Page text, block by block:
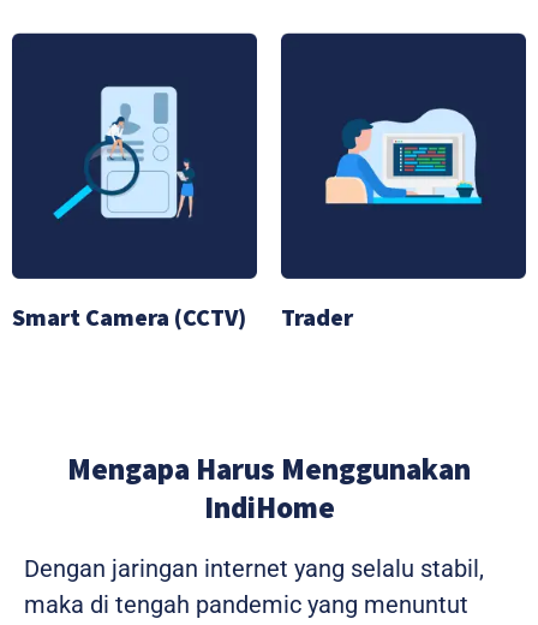
Smart Camera (CCTV) Trader
Mengapa Harus Menggunakan
IndiHome
Dengan jaringan internet yang selalu stabil,
maka di tengah pandemic yang menuntut